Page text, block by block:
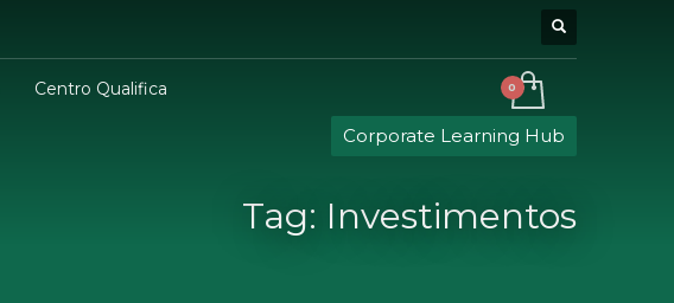
Centro Qualifica
Corporate Learning Hub
Tag: Investimentos